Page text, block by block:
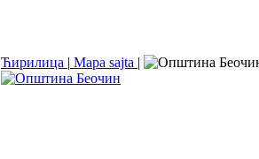
Ћирилица | Mapa sajta |